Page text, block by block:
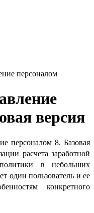
персоналом
версия
персоналом 8. Базовая
расчета заработной
в небольших
один пользователь и ее
конкретного